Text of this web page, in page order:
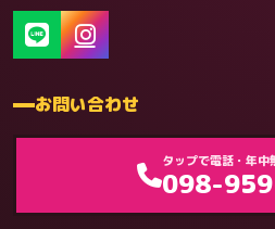
お問い合わせ
タップで電話・年中
098-